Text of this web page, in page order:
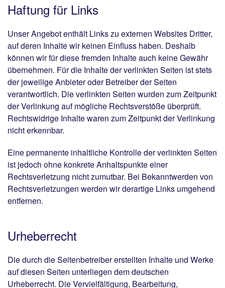
Haftung für Links
Unser Angebot enthält Links zu externen Websites Dritter,
auf deren Inhalte wir keinen Einfluss haben. Deshalb
können wir für diese fremden Inhalte auch keine Gewähr
übernehmen. Für die Inhalte der verlinkten Seiten ist stets
der jeweilige Anbieter oder Betreiber der Seiten
verantwortlich. Die verlinkten Seiten wurden zum Zeitpunkt
der Verlinkung auf mögliche Rechtsverstöße überprüft.
Rechtswidrige Inhalte waren zum Zeitpunkt der Verlinkung
nicht erkennbar.
Eine permanente inhaltliche Kontrolle der verlinkten Seiten
ist jedoch ohne konkrete Anhaltspunkte einer
Rechtsverletzung nicht zumutbar. Bei Bekanntwerden von
Rechtsverletzungen werden wir derartige Links umgehend
entfernen.
Urheberrecht
Die durch die Seitenbetreiber erstellten Inhalte und Werke
auf diesen Seiten unterliegen dem deutschen
Urheberrecht. Die Vervielfältigung, Bearbeitung,